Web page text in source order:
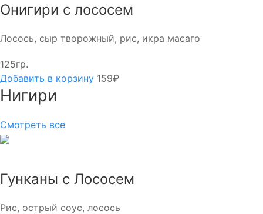
Онигири с лососем
Лосось, сыр творожный, рис, икра масаго
125гр.
Добавить в корзину 159₽
Нигири
Смотреть все
Гунканы с Лососем
Рис, острый соус, лосось